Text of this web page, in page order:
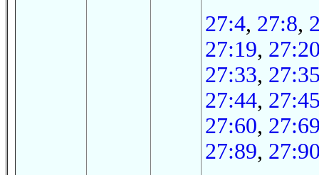
27:4, 27:8,
27:19,
27:33,
27:44,
27:60,
27:89,